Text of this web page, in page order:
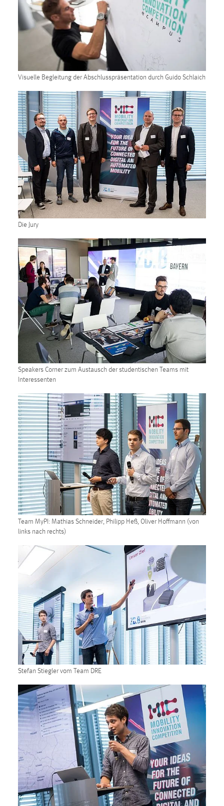
Visuelle Begleitung der Abschlusspräsentation durch Guido Schlaich
Die Jury
Speakers Corner zum Austausch der studentischen Teams mit
Interessenten
Team MyPI: Mathias Schneider, Philipp Heß, Oliver Hoffmann (von
links nach rechts)
Stefan Stiegler vom Team DRE
EXTERNE MEDIEN
Um Inhalte von Videoplattformen und Social Media
Plattformen anzeigen zu können, werden von diesen
externen Medien Cookies gesetzt.
YouTube
Vimeo